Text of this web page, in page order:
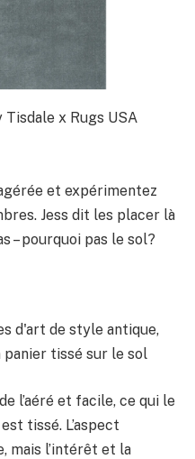
x Rugs USA
et expérimentez
Jess dit les placer là
– pourquoi pas le sol?
l’aéré et facile, ce qui le
tissé. L’aspect
mais l’intérêt et la